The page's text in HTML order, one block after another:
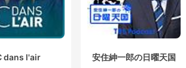
dans l'air 安住紳一郎の日曜天国